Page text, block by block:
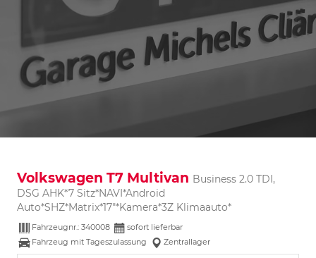
Volkswagen T7 Multivan Business 2.0 TDI,
DSG AHK*7 Sitz*NAVI*Android
Auto*SHZ*Matrix*17"*Kamera*3Z Klimaauto*
Fahrzeugnr.: 340008
sofort lieferbar
Fahrzeug mit Tageszulassung
Zentrallager